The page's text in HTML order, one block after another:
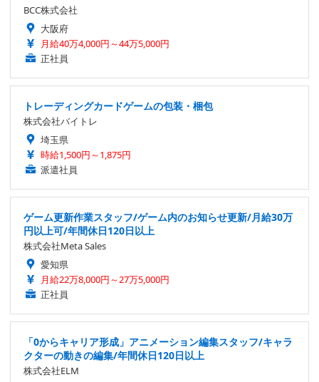
BCC株式会社
大阪府
月給40万4,000円～44万5,000円
正社員
トレーディングカードゲームの包装・梱包
株式会社バイトレ
埼玉県
時給1,500円～1,875円
派遣社員
ゲーム更新作業スタッフ/ゲーム内のお知らせ更新/月給30万
円以上可/年間休日120日以上
株式会社Meta Sales
愛知県
月給22万8,000円～27万5,000円
正社員
「0からキャリア形成」アニメーション編集スタッフ/キャラ
クターの動きの編集/年間休日120日以上
株式会社ELM